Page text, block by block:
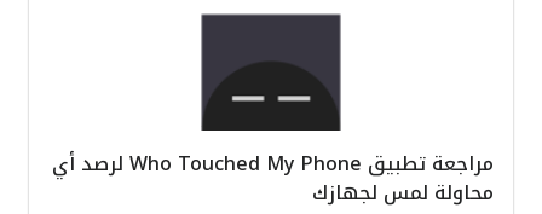
مراجعة تطبيق Who Touched My Phone لرصد أي
محاولة لمس لجهازك